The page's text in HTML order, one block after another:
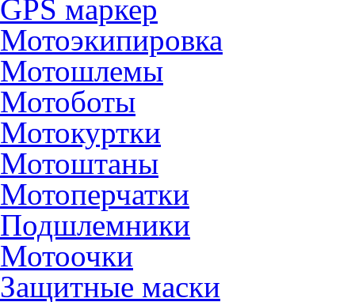
GPS маркер
Мотоэкипировка
Мотошлемы
Мотоботы
Мотокуртки
Мотоштаны
Мотоперчатки
Подшлемники
Мотоочки
Защитные маски